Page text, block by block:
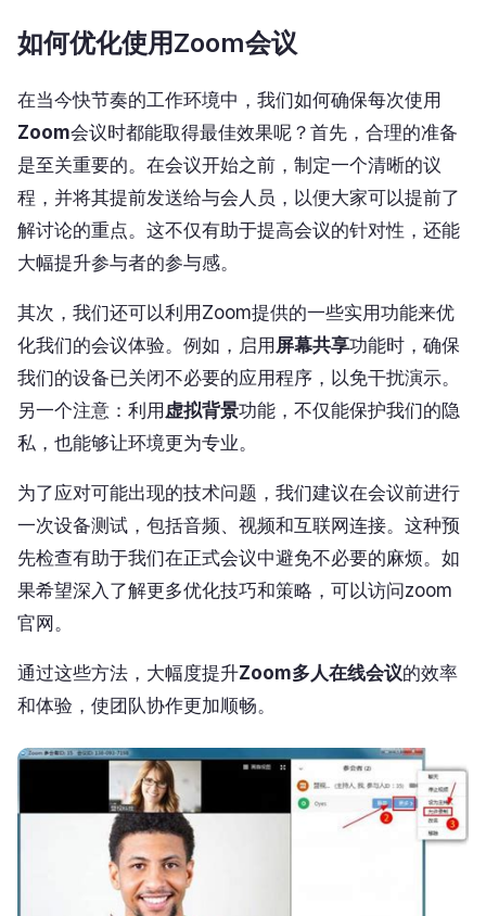
如何优化使用Zoom会议
在当今快节奏的工作环境中，我们如何确保每次使用
Zoom会议时都能取得最佳效果呢？首先，合理的准备
是至关重要的。在会议开始之前，制定一个清晰的议
程，并将其提前发送给与会人员，以便大家可以提前了
解讨论的重点。这不仅有助于提高会议的针对性，还能
大幅提升参与者的参与感。
其次，我们还可以利用Zoom提供的一些实用功能来优
化我们的会议体验。例如，启用 屏幕共享功能时，确保
我们的设备已关闭不必要的应用程序，以免干扰演示。
另一个注意：利用 虚拟背景功能，不仅能保护我们的隐
私，也能够让环境更为专业。
为了应对可能出现的技术问题，我们建议在会议前进行
一次设备测试，包括音频、视频和互联网连接。这种预
先检查有助于我们在正式会议中避免不必要的麻烦。如
果希望深入了解更多优化技巧和策略，可以访问zoom
官网。
通过这些方法，大幅度提升Zoom多人在线会议的效率
和体验，使团队协作更加顺畅。